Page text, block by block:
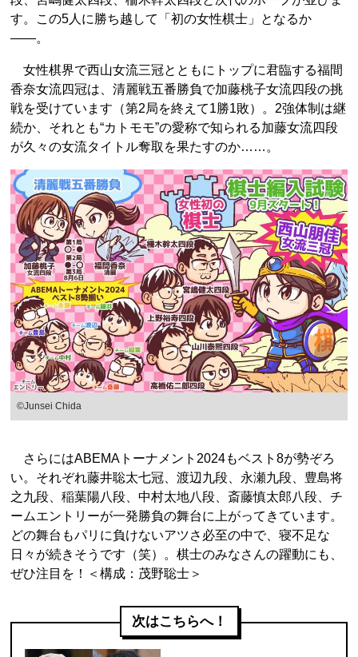
す。この5人に勝ち越して「初の女性棋士」となるか
――。
女性棋界で西山女流三冠とともにトップに君臨する福間
香奈女流四冠は、清麗戦五番勝負で加藤桃子女流四段の挑
戦を受けています（第2局を終えて1勝1敗）。2強体制は継
続か、それとも“カトモモ”の愛称で知られる加藤女流四段
が久々の女流タイトル奪取を果たすのか……。
©Junsei Chida
さらにはABEMAトーナメント2024もベスト8が勢ぞろ
い。それぞれ藤井聡太七冠、渡辺九段、永瀬九段、豊島将
之九段、稲葉陽八段、中村太地八段、斎藤慎太郎八段、チ
ームエントリーが一発勝負の舞台に上がってきています。
どの舞台もパリに負けないアツさ必至の中で、寝不足な
日々が続きそうです（笑）。棋士のみなさんの躍動にも、
ぜひ注目を！＜構成：茂野聡士＞
次はこちらへ！